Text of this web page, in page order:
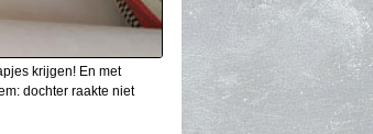
krijgen! En met
dochter raakte niet